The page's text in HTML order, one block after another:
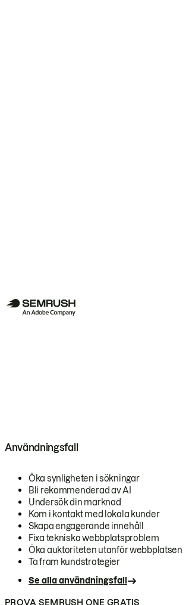
Användningsfall
Öka synligheten i sökningar
Bli rekommenderad av AI
Undersök din marknad
Kom i kontakt med lokala kunder
Skapa engagerande innehåll
Fixa tekniska webbplatsproblem
Öka auktoriteten utanför webbplatsen
Ta fram kundstrategier
Se alla användningsfall
PROVA SEMRUSH ONE GRATIS